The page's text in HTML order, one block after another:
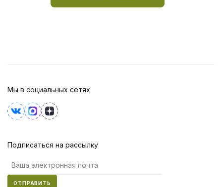
Мы в социальных сетях
Подписаться на рассылку
ОТПРАВИТЬ